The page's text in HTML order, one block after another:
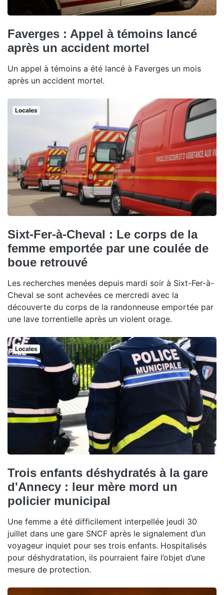
Faverges : Appel à témoins lancé
après un accident mortel
Un appel à témoins a été lancé à Faverges un mois
après un accident mortel.
Locales
Sixt-Fer-à-Cheval : Le corps de la
femme emportée par une coulée de
boue retrouvé
Les recherches menées depuis mardi soir à Sixt-Fer-à-
Cheval se sont achevées ce mercredi avec la
découverte du corps de la randonneuse emportée par
une lave torrentielle après un violent orage.
Locales
Trois enfants déshydratés à la gare
d'Annecy : leur mère mord un
policier municipal
Une femme a été difficilement interpellée jeudi 30
juillet dans une gare SNCF après le signalement d’un
voyageur inquiet pour ses trois enfants. Hospitalisés
pour déshydratation, ils pourraient faire l’objet d’une
mesure de protection.